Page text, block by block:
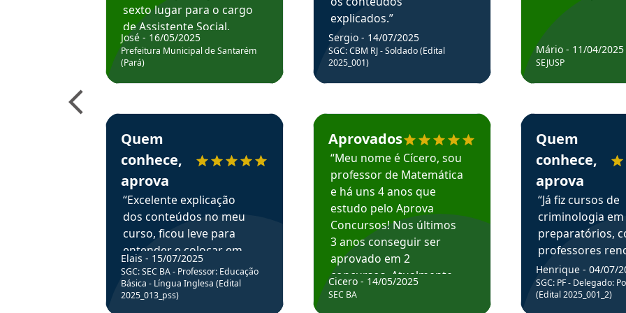
sexto lugar para o cargo
de Assistente Social.
Hoje estou atuando na
Prefeitura de Santarém.
José - 16/05/2025
Prefeitura Municipal de Santarém
(Pará)
Estudante Elais recomenda o Aprova Concursos em depoimento
Quem
conhece,
aprova
“Excelente explicação
dos conteúdos no meu
curso, ficou leve para
entender e colocar em
prática através da
resolução de questões.”
Elais - 15/07/2025
SGC: SEC BA - Professor: Educação
Básica - Língua Inglesa (Edital
2025_013_pss)
explicados.”
Sergio - 14/07/2025
SGC: CBM RJ - Soldado (Edital
2025_001)
Estudante Cicero recomenda o Aprova Concursos em depoimento
Aprovados
“Meu nome é Cícero, sou
professor de Matemática
e há uns 4 anos que
estudo pelo Aprova
Concursos! Nos últimos
3 anos conseguir ser
aprovado em 2
concursos. Atualmente,
estou atuando como
Cicero - 14/05/2025
SEC BA
Mário - 11/04/2025
SEJUSP
Estudante Henrique
Quem
conhece,
aprova
“Já fiz cursos de
criminologia em
preparatórios,
professores
fiz curso em pós
graduação.
Professor do
Henrique - 04/07/
SGC: PF - Delegado:
(Edital 2025_001_2)